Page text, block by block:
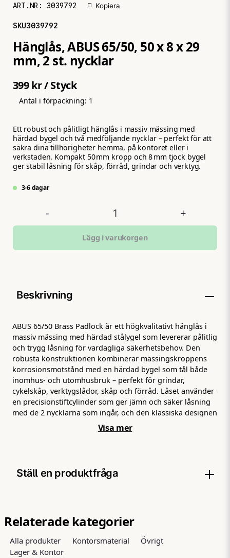
ART.NR:3039792 Kopiera
SKU3039792
Hänglås, ABUS 65/50, 50 x 8 x 29
mm, 2 st. nycklar
399 kr/ Styck
Antal i förpackning: 1
Ett robust och pålitligt hänglås i massiv mässing med
härdad bygel och två medföljande nycklar – perfekt för att
säkra dina tillhörigheter hemma, på kontoret eller i
verkstaden. Kompakt 50 mm kropp och 8 mm tjock bygel
ger stabil låsning för skåp, förråd, grindar och verktyg.
3-6 dagar
- +
Lägg i varukorgen
Beskrivning
ABUS 65/50 Brass Padlock är ett högkvalitativt hänglås i
massiv mässing med härdad stålygel som levererar pålitlig
och trygg låsning för vardagliga säkerhetsbehov. Den
robusta konstruktionen kombinerar mässingskroppens
korrosionsmotstånd med en härdad bygel som tål både
inomhus‑ och utomhusbruk – perfekt för grindar,
cykelskåp, verktygslådor, skåp och förråd. Låset använder
en precisionstiftcylinder som ger jämn och säker låsning
med de 2 nycklarna som ingår, och den klassiska designen
gör det enkelt att använda dagligen. Den kompakta
bredden på 50 mm och bygeldiametern på 8 mm gör låset
prisvärt val när du behöver säkra dina värdesaker med stil
och funktion – ett pålitligt verktyg för både hem, kontor
Visa mer
Ställ en produktfråga
Relaterade kategorier
Alla produkter Kontorsmaterial
Övrigt
Lager & Kontor